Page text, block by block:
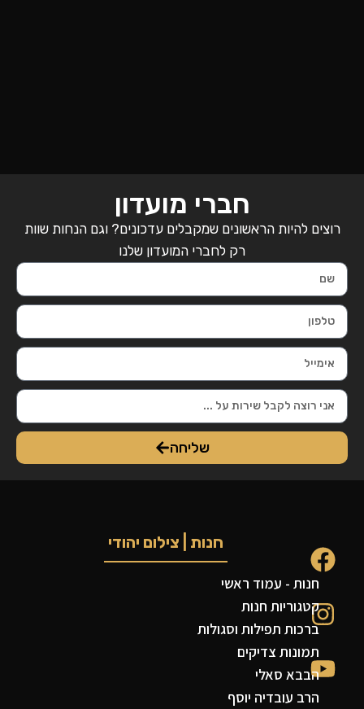
חברי מועדון
רוצים להיות הראשונים שמקבלים עדכונים? וגם הנחות שוות
רק לחברי המועדון שלנו
שליחה
חנות | צילום יהודי
חנות - עמוד ראשי
קטגוריות חנות
ברכות תפילות וסגולות
תמונות צדיקים
הבבא סאלי
הרב עובדיה יוסף